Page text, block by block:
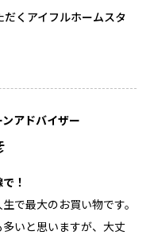
くアイフルホームスタ
アドバイザー
！
で最大のお買い物です。
いと思いますが、大丈